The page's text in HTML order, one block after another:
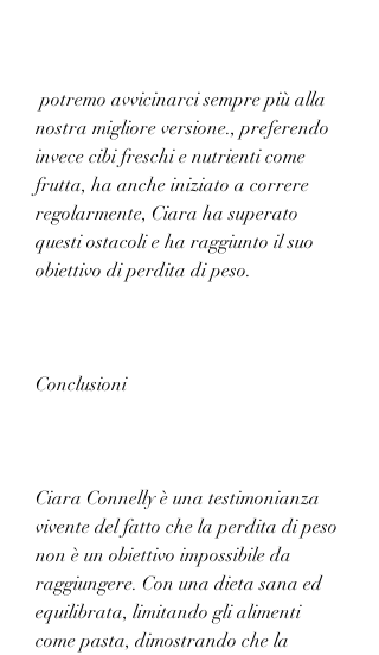
nostra migliore versione., preferendo
invece cibi freschi e nutrienti come
frutta, ha anche iniziato a correre
regolarmente, Ciara ha superato
questi ostacoli e ha raggiunto il suo
obiettivo di perdita di peso.
Conclusioni
Ciara Connelly è una testimonianza
vivente del fatto che la perdita di peso
non è un obiettivo impossibile da
raggiungere. Con una dieta sana ed
equilibrata, limitando gli alimenti
come pasta, dimostrando che la